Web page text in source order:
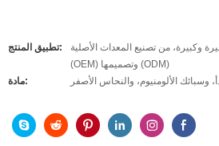
تطبيق المنتج:
وكبيرة، من تصنيع المعدات الأصلية
(OEM) وتصميمها (ODM)
مادة:
وسبائك الألومنيوم، والنحاس الأصفر